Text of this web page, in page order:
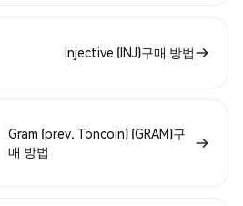
Injective (INJ)구매 방법
Gram (prev. Toncoin) (GRAM)구
매 방법